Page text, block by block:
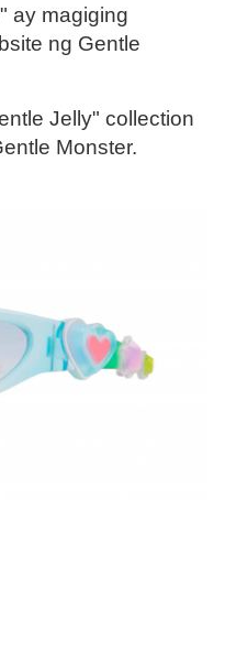
ay magiging
ng Gentle
Jelly" collection
Monster.